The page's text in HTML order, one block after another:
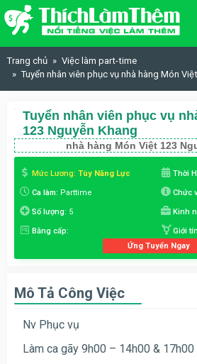
Skip to content
Trang chủ
Việc làm part-time
Tuyển nhân viên phục vụ nhà hàng Món
Tuyển nhân viên phục vụ
123 Nguyễn Khang
nhà hàng Món Việt 123
Mức Lương: Tùy Năng Lực Thời
Ca làm: Parttime Chức
Số lượng: 5 Kinh
Bằng cấp: Giới
Ứng Tuyển Ngay
Mô Tả Công Việc
Nv Phục vụ
Làm ca gãy 9h00 – 14h00 &